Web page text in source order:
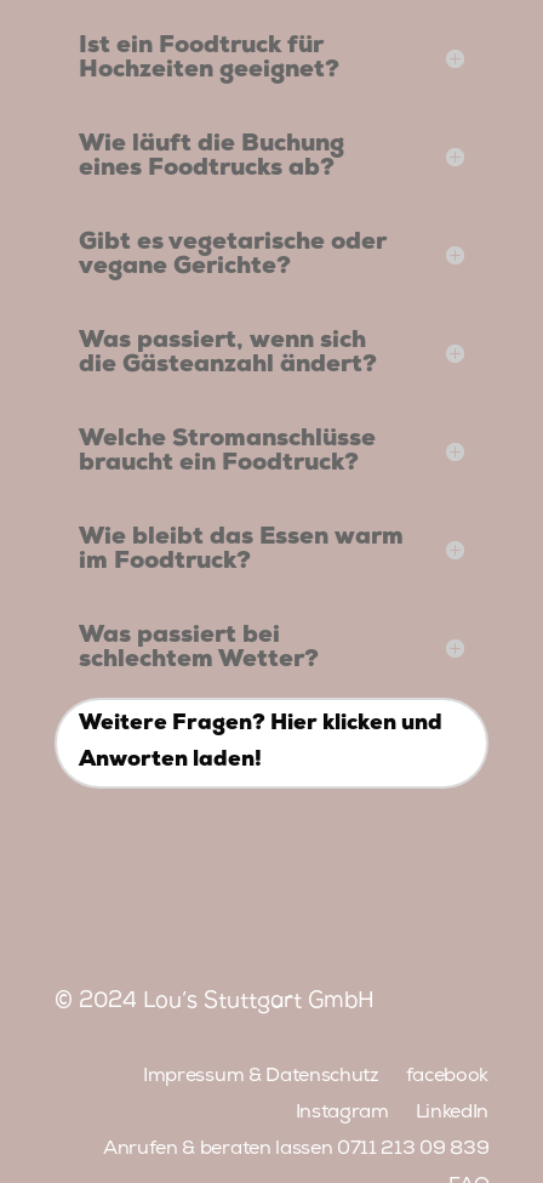
Ist ein Foodtruck für
Hochzeiten geeignet?
Wie läuft die Buchung
eines Foodtrucks ab?
Gibt es vegetarische oder
vegane Gerichte?
Was passiert, wenn sich
die Gästeanzahl ändert?
Welche Stromanschlüsse
braucht ein Foodtruck?
Wie bleibt das Essen warm
im Foodtruck?
Was passiert bei
schlechtem Wetter?
Weitere Fragen? Hier klicken und
Anworten laden!
© 2024 Lou’s Stuttgart GmbH
Impressum & Datenschutz
facebook
Instagram
LinkedIn
Anrufen & beraten lassen 0711 213 09 839